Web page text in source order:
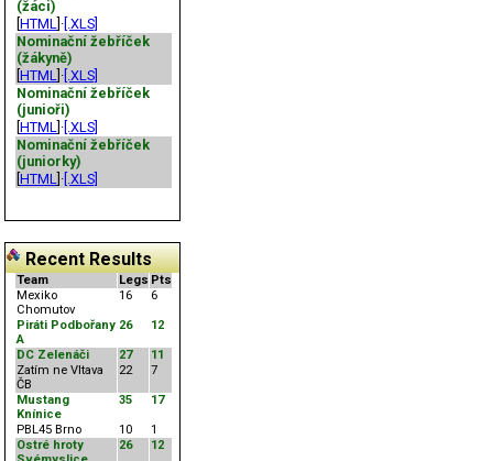
(žáci)
HTML ]· [.XLS]
Nominační žebříček
(žákyně)
HTML ]· [.XLS]
Nominační žebříček
(junioři)
HTML ]· [.XLS]
Nominační žebříček
(juniorky)
HTML ]· [.XLS]
Recent Results
Team Legs Pts
Mexiko
Chomutov
16 6
Piráti Podbořany
A
26 12
DC Zelenáči 27
11
Zatím ne Vltava
ČB
22 7
Mustang
Knínice
35 17
PBL45 Brno 10
1
Ostré hroty
26 12